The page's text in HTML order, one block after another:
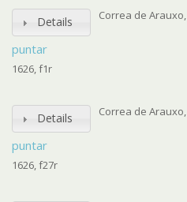
Details
puntar
Correa de Arauxo,
1626, f1r
Details
puntar
Correa de Arauxo,
1626, f27r